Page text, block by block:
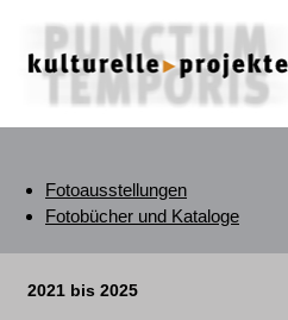
Fotoausstellungen
Fotobücher und Kataloge
2021 bis 2025